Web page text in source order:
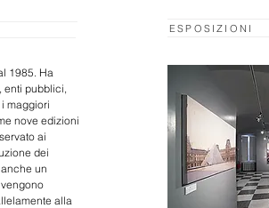
1985. Ha
enti pubblici,
maggiori
nove edizioni
ai
dei
un
alla
ESPOSIZIONI